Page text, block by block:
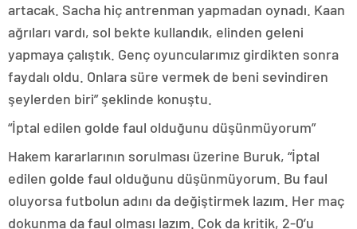
artacak. Sacha hiç antrenman yapmadan oynadı. Kaan
ağrıları vardı, sol bekte kullandık, elinden geleni
yapmaya çalıştık. Genç oyuncularımız girdikten sonra
faydalı oldu. Onlara süre vermek de beni sevindiren
şeylerden biri” şeklinde konuştu.
“İptal edilen golde faul olduğunu düşünmüyorum”
Hakem kararlarının sorulması üzerine Buruk, “İptal
edilen golde faul olduğunu düşünmüyorum. Bu faul
oluyorsa futbolun adını da değiştirmek lazım. Her maç
dokunma da faul olması lazım. Çok da kritik, 2-0’u